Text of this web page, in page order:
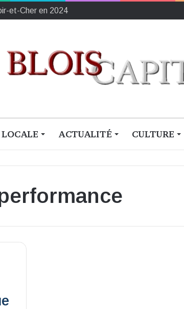
et-Cher en 2024
ACTUALITÉ CULTURE